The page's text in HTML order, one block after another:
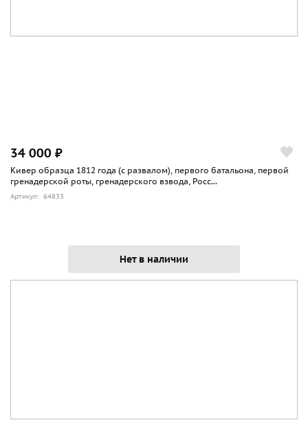
34 000 ₽
Кивер образца 1812 года (с развалом), первого батальона, первой
гренадерской роты, гренадерского взвода, Росс...
Артикул: 64833
Нет в наличии